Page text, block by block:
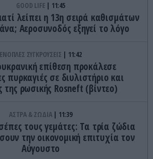
GOOD LIFE 11:45
λείπει η 13η σειρά καθισμάτων
Αεροσυνοδός εξηγεί το λόγο
ΕΝΟΠΛΕΣ ΣΥΓΚΡΟΥΣΕΙΣ 11:42
επίθεση προκάλεσε
πυρκαγιές σε διυλιστήριο και
της ρωσικής Rosneft (βίντεο)
ΑΣΤΡΑ & ΖΩΔΙΑ 11:39
τους γεμάτες: Τα τρία ζώδια
την οικονομική επιτυχία τον
Αύγουστο